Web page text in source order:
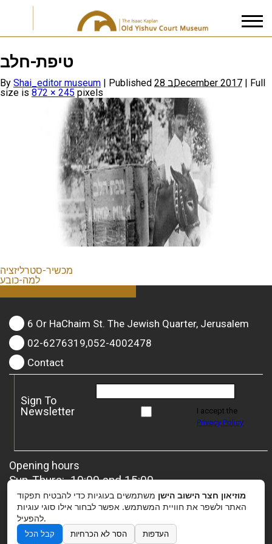
טיפת-חלב
By Shai_editor museum | Published 28 בDecember 2017 | Full
size is 872 × 245 pixels
מכשיר-סטרליזציה
למה-כובע
6 Or HaChaim St. The Jewish Quarter, Jerusalem
02-6276319,052-4002478
Contact
Sign To
Newsletter
I accept the
Privacy Policy
Opening hours
Sun-Thurs: 10:00 and 15:00
Friday: 10:00 and 13:00
For groups– it is possible to coordinate a special
opening.
מוזיאון חצר הישוב הישן משתמשים בעוגיות כדי להבטיח תפקוד
האתר ולשפר את חוויית המשתמש. אפשר לבחור אילו סוגי עוגיות
להפעיל.
קבל הכל הסר לא הכרחיות העדפות